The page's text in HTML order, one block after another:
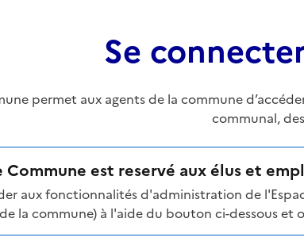
Se
permet aux agents de la commune
communal,
Commune est reservé aux élus et
aux fonctionnalités d'administration de
la commune) à l'aide du bouton ci-dessous